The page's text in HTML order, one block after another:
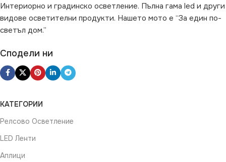
Интериорно и градинско осветление. Пълна гама led и други
видове осветителни продукти. Нашето мото е “За един по-
светъл дом.”
Сподели ни
КАТЕГОРИИ
Релсово Осветление
LED Ленти
Аплици